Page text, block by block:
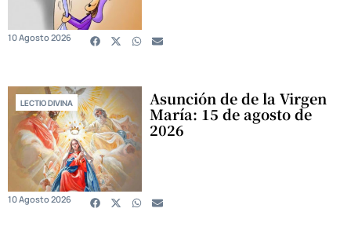
10 Agosto 2026
LECTIO DIVINA Asunción de de la Virgen
María: 15 de agosto de
2026
10 Agosto 2026